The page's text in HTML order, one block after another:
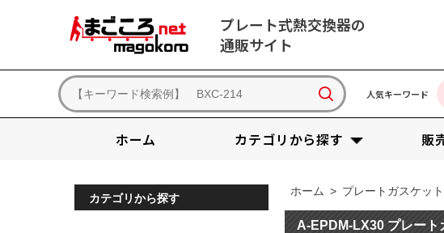
プレート式熱交換器の
通販サイト
人気キーワード
ホーム カテゴリから探す 販
ホーム > プレートガスケット
A-EPDM-LX30 プレート
カテゴリから探す